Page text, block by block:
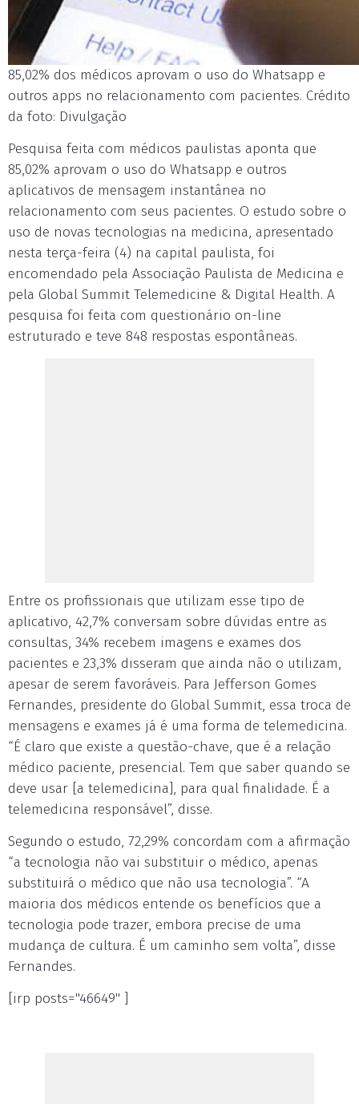
85,02% dos médicos aprovam o uso do Whatsapp e
outros apps no relacionamento com pacientes. Crédito
da foto: Divulgação
Pesquisa feita com médicos paulistas aponta que
85,02% aprovam o uso do Whatsapp e outros
aplicativos de mensagem instantânea no
relacionamento com seus pacientes. O estudo sobre o
uso de novas tecnologias na medicina, apresentado
nesta terça-feira (4) na capital paulista, foi
encomendado pela Associação Paulista de Medicina e
pela Global Summit Telemedicine & Digital Health. A
pesquisa foi feita com questionário on-line
estruturado e teve 848 respostas espontâneas.
Entre os profissionais que utilizam esse tipo de
aplicativo, 42,7% conversam sobre dúvidas entre as
consultas, 34% recebem imagens e exames dos
pacientes e 23,3% disseram que ainda não o utilizam,
apesar de serem favoráveis. Para Jefferson Gomes
Fernandes, presidente do Global Summit, essa troca de
mensagens e exames já é uma forma de telemedicina.
“É claro que existe a questão-chave, que é a relação
médico paciente, presencial. Tem que saber quando se
deve usar [a telemedicina], para qual finalidade. É a
telemedicina responsável”, disse.
Segundo o estudo, 72,29% concordam com a afirmação
“a tecnologia não vai substituir o médico, apenas
substituirá o médico que não usa tecnologia”. “A
maioria dos médicos entende os benefícios que a
tecnologia pode trazer, embora precise de uma
mudança de cultura. É um caminho sem volta”, disse
Fernandes.
[irp posts="46649" ]